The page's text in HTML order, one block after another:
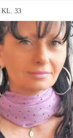
KL. 33
Vivien
Andělské karty.
zodpovím
i
energie.
pomáhají